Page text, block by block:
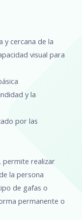
y cercana de la
visual para
y la
por las
permite realizar
la persona
de gafas o
permanente o